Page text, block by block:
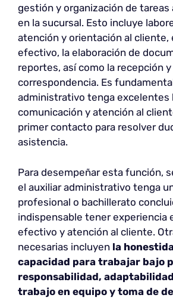
gestión y organización de
en la sucursal. Esto incluye
atención y orientación al cliente,
efectivo, la elaboración de
reportes, así como la recepción
correspondencia. Es
administrativo tenga excelentes
comunicación y atención al
primer contacto para resolver
asistencia.
Para desempeñar esta función,
el auxiliar administrativo tenga
profesional o bachillerato
indispensable tener experiencia
efectivo y atención al cliente.
necesarias incluyen la
capacidad para trabajar bajo
responsabilidad,
trabajo en equipo y toma de